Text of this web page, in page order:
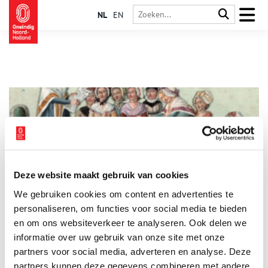
Deze website maakt gebruik van cookies
We gebruiken cookies om content en advertenties te
personaliseren, om functies voor social media te bieden
en om ons websiteverkeer te analyseren. Ook delen we
informatie over uw gebruik van onze site met onze
partners voor social media, adverteren en analyse. Deze
partners kunnen deze gegevens combineren met andere
NL EN
Ondanks meerdere feministische golven verdienen vrouwen
nog steeds minder dan mannen. Het onbetaalde
huishoudelijke werk en het zorgen voor de kinderen komt
voornamelijk op ons bordje terecht. Bovenop dit alles kennen
de meeste mensen alleen maar de namen van invloedrijke
mannen uit de geschiedenis. Door de eeuwen heen hebben
vrouwelijke schrijvers, kunstenaars, geleerden en heersers hun